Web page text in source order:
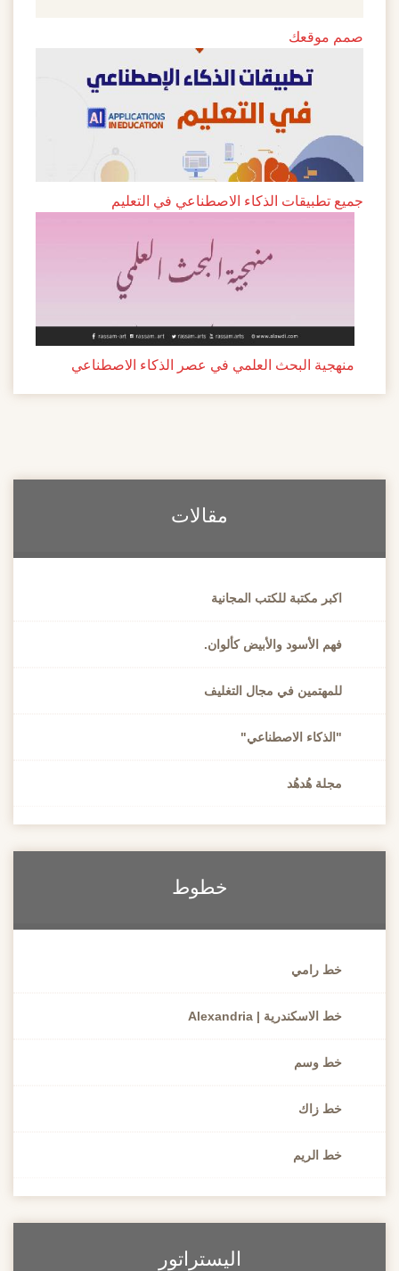
صمم موقعك
جميع تطبيقات الذكاء الاصطناعي في التعليم
منهجية البحث العلمي في عصر الذكاء الاصطناعي
مقالات
اكبر مكتبة للكتب المجانية
فهم الأسود والأبيض كألوان.
للمهتمين في مجال التغليف
"الذكاء الاصطناعي"
مجلة هُدهُد
خطوط
خط رامي
خط الاسكندرية | Alexandria
خط وسم
خط زاك
خط الريم
اليستراتور